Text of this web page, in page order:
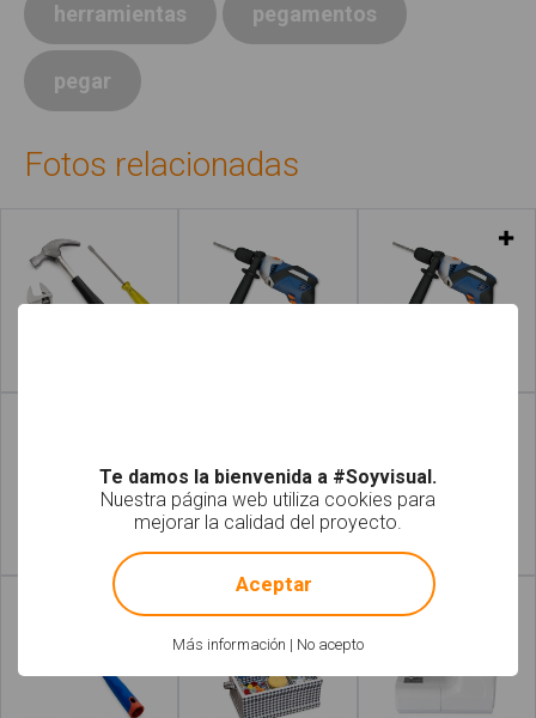
herramientas pegamentos
pegar
Fotos relacionadas
Leer más
Te damos la bienvenida a #Soyvisual.
Nuestra página web utiliza cookies para
mejorar la calidad del proyecto.
Más información | No acepto
! Not valid!
Aceptar